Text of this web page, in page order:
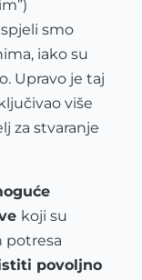
smo
iako su
Upravo je taj
više
za stvaranje
koji su
potresa
povoljno